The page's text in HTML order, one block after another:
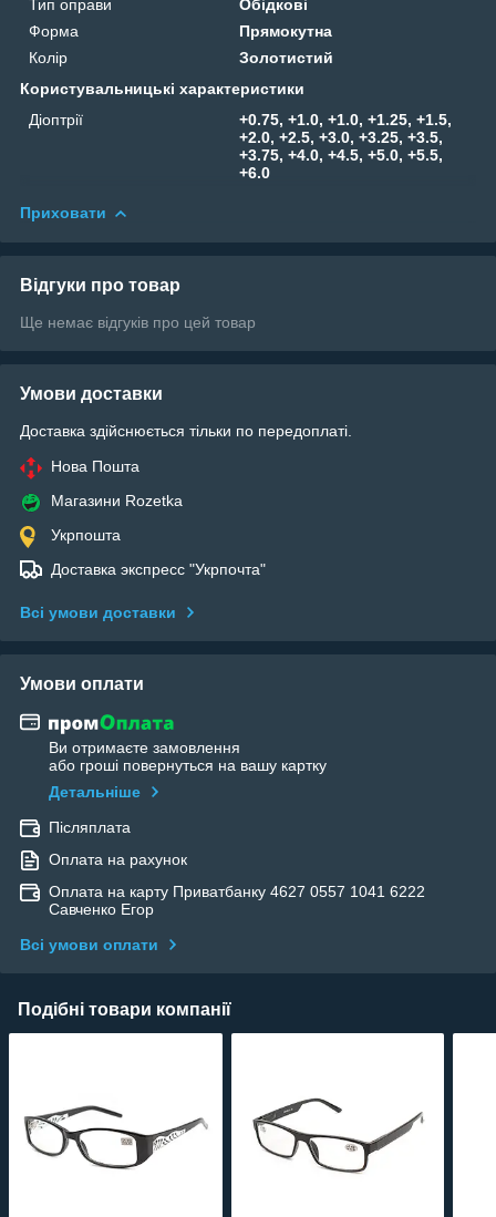
Тип оправи
Обідкові
Форма
Прямокутна
Колір
Золотистий
Користувальницькі характеристики
Діоптрії
+0.75, +1.0, +1.0, +1.25, +1.5,
+2.0, +2.5, +3.0, +3.25, +3.5,
+3.75, +4.0, +4.5, +5.0, +5.5,
+6.0
Приховати
Відгуки про товар
Ще немає відгуків про цей товар
Умови доставки
Доставка здійснюється тільки по передоплаті.
Нова Пошта
Магазини Rozetka
Укрпошта
Доставка экспресс "Укрпочта"
Всі умови доставки
Умови оплати
Ви отримаєте замовлення
або гроші повернуться на вашу картку
Детальніше
Післяплата
Оплата на рахунок
Оплата на карту Приватбанку 4627 0557 1041 6222
Савченко Егор
Всі умови оплати
Подібні товари компанії